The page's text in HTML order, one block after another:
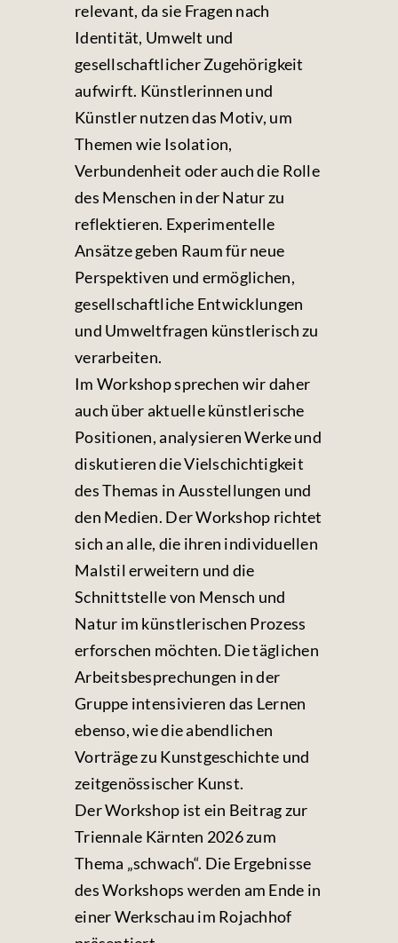
relevant, da sie Fragen nach
Identität, Umwelt und
gesellschaftlicher Zugehörigkeit
aufwirft. Künstlerinnen und
Künstler nutzen das Motiv, um
Themen wie Isolation,
Verbundenheit oder auch die Rolle
des Menschen in der Natur zu
reflektieren. Experimentelle
Ansätze geben Raum für neue
Perspektiven und ermöglichen,
gesellschaftliche Entwicklungen
und Umweltfragen künstlerisch zu
verarbeiten.
Im Workshop sprechen wir daher
auch über aktuelle künstlerische
Positionen, analysieren Werke und
diskutieren die Vielschichtigkeit
des Themas in Ausstellungen und
den Medien. Der Workshop richtet
sich an alle, die ihren individuellen
Malstil erweitern und die
Schnittstelle von Mensch und
Natur im künstlerischen Prozess
erforschen möchten. Die täglichen
Arbeitsbesprechungen in der
Gruppe intensivieren das Lernen
ebenso, wie die abendlichen
Vorträge zu Kunstgeschichte und
zeitgenössischer Kunst.
Der Workshop ist ein Beitrag zur
Triennale Kärnten 2026 zum
Thema „schwach“. Die Ergebnisse
des Workshops werden am Ende in
einer Werkschau im Rojachhof